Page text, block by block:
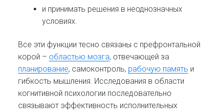
и принимать решения в неоднозначных
условиях.
Все эти функции тесно связаны с префронтальной
корой – областью мозга, отвечающей за
планирование, самоконтроль, рабочую память и
гибкость мышления. Исследования в области
когнитивной психологии последовательно
связывают эффективность исполнительных